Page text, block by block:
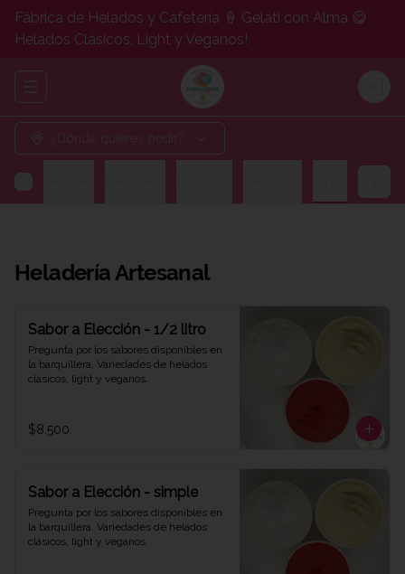
Fábrica de Helados y Cafetería 🍦 Gelati con Alma 😋
Helados Clásicos, Light y Veganos!
Abrir menu de navegación
¿Dónde quieres pedir?
y Bebidas
Heladería Artesanal
Sabor a Elección - 1/2 litro
Pregunta por los sabores disponibles en
la barquillera. Variedades de helados
clásicos, light y veganos.
$8.500
Sabor a Elección - simple
Pregunta por los sabores disponibles en
la barquillera. Variedades de helados
clásicos, light y veganos.